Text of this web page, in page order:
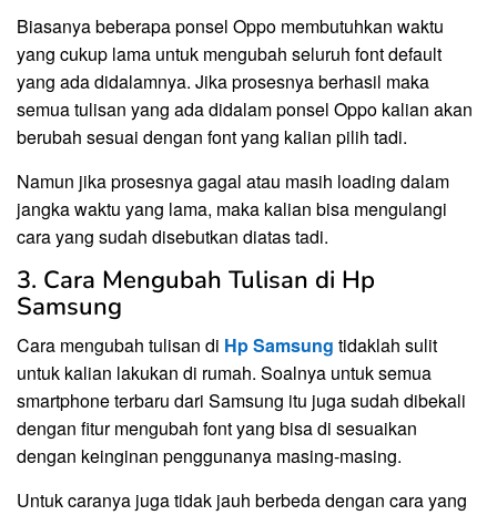
Biasanya beberapa ponsel Oppo membutuhkan waktu
yang cukup lama untuk mengubah seluruh font default
yang ada didalamnya. Jika prosesnya berhasil maka
semua tulisan yang ada didalam ponsel Oppo kalian akan
berubah sesuai dengan font yang kalian pilih tadi.
Namun jika prosesnya gagal atau masih loading dalam
jangka waktu yang lama, maka kalian bisa mengulangi
cara yang sudah disebutkan diatas tadi.
3. Cara Mengubah Tulisan di Hp
Samsung
Cara mengubah tulisan di Hp Samsung tidaklah sulit
untuk kalian lakukan di rumah. Soalnya untuk semua
smartphone terbaru dari Samsung itu juga sudah dibekali
dengan fitur mengubah font yang bisa di sesuaikan
dengan keinginan penggunanya masing-masing.
Untuk caranya juga tidak jauh berbeda dengan cara yang